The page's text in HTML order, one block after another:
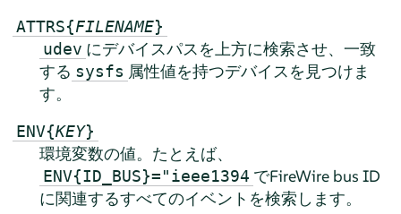
ATTRS{FILENAME}
udev にデバイスパスを上方に検索させ、一致
する sysfs 属性値を持つデバイスを見つけま
す。
ENV{KEY}
環境変数の値。たとえば、
ENV{ID_BUS}="ieee1394 でFireWire bus ID
に関連するすべてのイベントを検索します。